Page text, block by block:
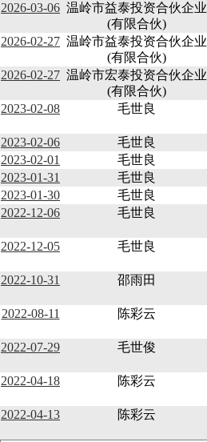
2026-03-06 温岭市益泰投资合伙企业
(有限合伙)
2026-02-27 温岭市益泰投资合伙企业
(有限合伙)
2026-02-27 温岭市宏泰投资合伙企业
(有限合伙)
2023-02-08 毛世良
2023-02-06 毛世良
2023-02-01
毛世良
2023-01-31
毛世良
2023-01-30
毛世良
2022-12-06
毛世良
2022-12-05 毛世良
2022-10-31 邵雨田
2022-08-11 陈彩云
2022-07-29 毛世俊
2022-04-18 陈彩云
2022-04-13 陈彩云